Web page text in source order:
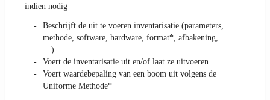
indien nodig
Beschrijft de uit te voeren inventarisatie (parameters,
methode, software, hardware, format*, afbakening,
…)
Voert de inventarisatie uit en/of laat ze uitvoeren
Voert waardebepaling van een boom uit volgens de
Uniforme Methode*